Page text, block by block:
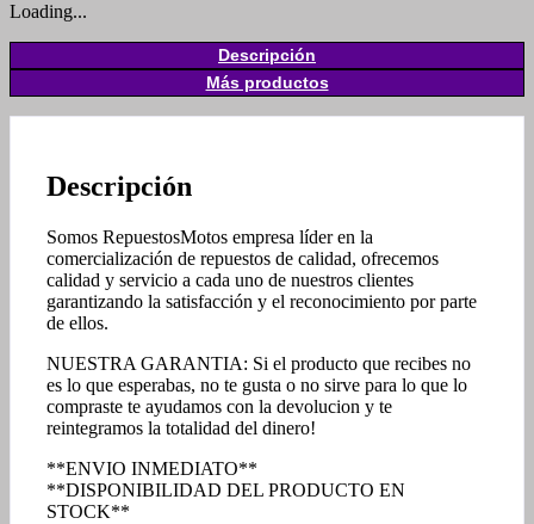
Loading...
Descripción
Más productos
Descripción
Somos RepuestosMotos empresa líder en la
comercialización de repuestos de calidad, ofrecemos
calidad y servicio a cada uno de nuestros clientes
garantizando la satisfacción y el reconocimiento por parte
de ellos.
NUESTRA GARANTIA: Si el producto que recibes no
es lo que esperabas, no te gusta o no sirve para lo que lo
compraste te ayudamos con la devolucion y te
reintegramos la totalidad del dinero!
**ENVIO INMEDIATO**
**DISPONIBILIDAD DEL PRODUCTO EN
STOCK**